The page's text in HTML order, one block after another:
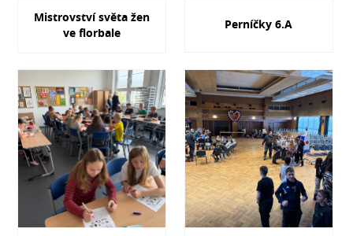
Mistrovství světa žen
ve florbale
Perníčky 6.A